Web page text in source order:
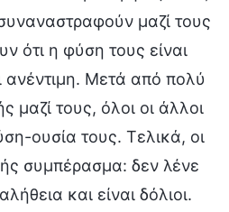
μαζί τους
ότι η φύση τους είναι
ανέντιμη. Μετά από πολύ
μαζί τους, όλοι οι άλλοι
ουσία τους. Τελικά, οι
συμπέρασμα: δεν λένε
και είναι δόλιοι.